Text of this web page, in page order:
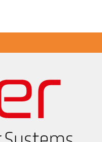
Boyutçizim PK 11-K001